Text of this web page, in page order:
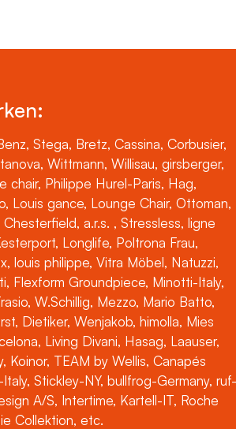
Stega, Bretz, Cassina, Corbusier,
Wittmann, Willisau, girsberger,
chair, Philippe Hurel-Paris, Hag,
Louis gance, Lounge Chair, Ottoman,
a.r.s. , Stressless, ligne
Longlife, Poltrona Frau,
louis philippe, Vitra Möbel, Natuzzi,
Flexform Groundpiece, Minotti-Italy,
W.Schillig, Mezzo, Mario Batto,
Dietiker, Wenjakob, himolla, Mies
Living Divani, Hasag, Laauser,
Koinor, TEAM by Wellis, Canapés
Stickley-NY, bullfrog-Germany, ruf-
A/S, Intertime, Kartell-IT, Roche
Collektion, etc.